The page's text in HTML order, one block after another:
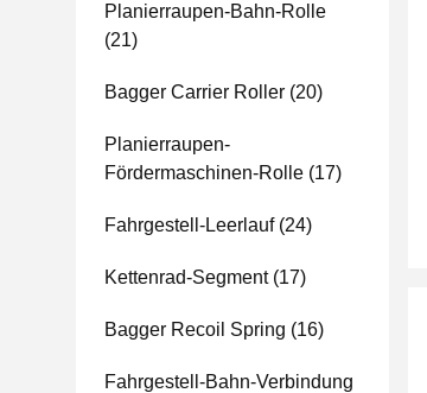
Planierraupen-Bahn-Rolle
(21)
Bagger Carrier Roller (20)
Planierraupen-
Fördermaschinen-Rolle (17)
Fahrgestell-Leerlauf(24)
Kettenrad-Segment(17)
Bagger Recoil Spring (16)
Fahrgestell-Bahn-Verbindung